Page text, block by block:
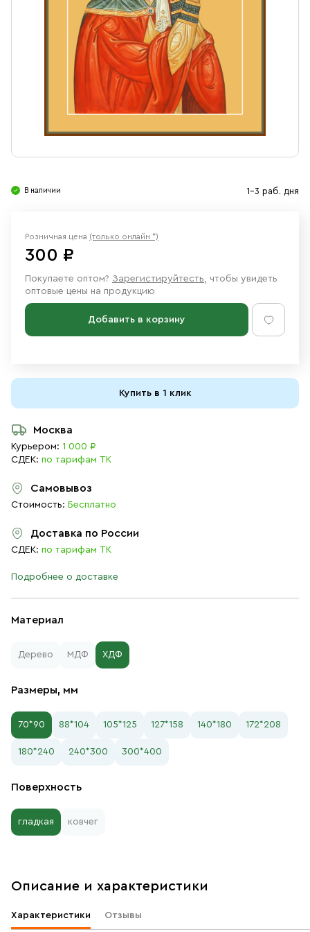
Ювелирные изделия
В наличии 1-3 раб. дня
Материал
Дерево МДФ ХДФ
Размеры, мм
70*90 88*104 105*125 127*158 140*180 172*208
180*240 240*300 300*400
Поверхность
гладкая ковчег
Розничная цена (только онлайн *)
300 ₽
Покупаете оптом? Зарегистируйтесть, чтобы увидеть
оптовые цены на продукцию
Добавить в корзину
Купить в 1 клик
Москва
Курьером: 1 000 ₽
СДЕК: по тарифам ТК
Самовывоз
Стоимость: Бесплатно
Доставка по России
СДЕК: по тарифам ТК
Подробнее о доставке
Описание и характеристики
Характеристики Отзывы